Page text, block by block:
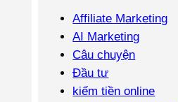
Affiliate Marketing
AI Marketing
Câu chuyện
Đầu tư
kiếm tiền online